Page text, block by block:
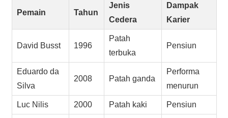
Pemain Tahun
Jenis
Cedera
Dampak
Karier
David Busst 1996
Patah
terbuka
Pensiun
Eduardo da
Silva
2008 Patah ganda
Performa
menurun
Luc Nilis 2000 Patah kaki Pensiun